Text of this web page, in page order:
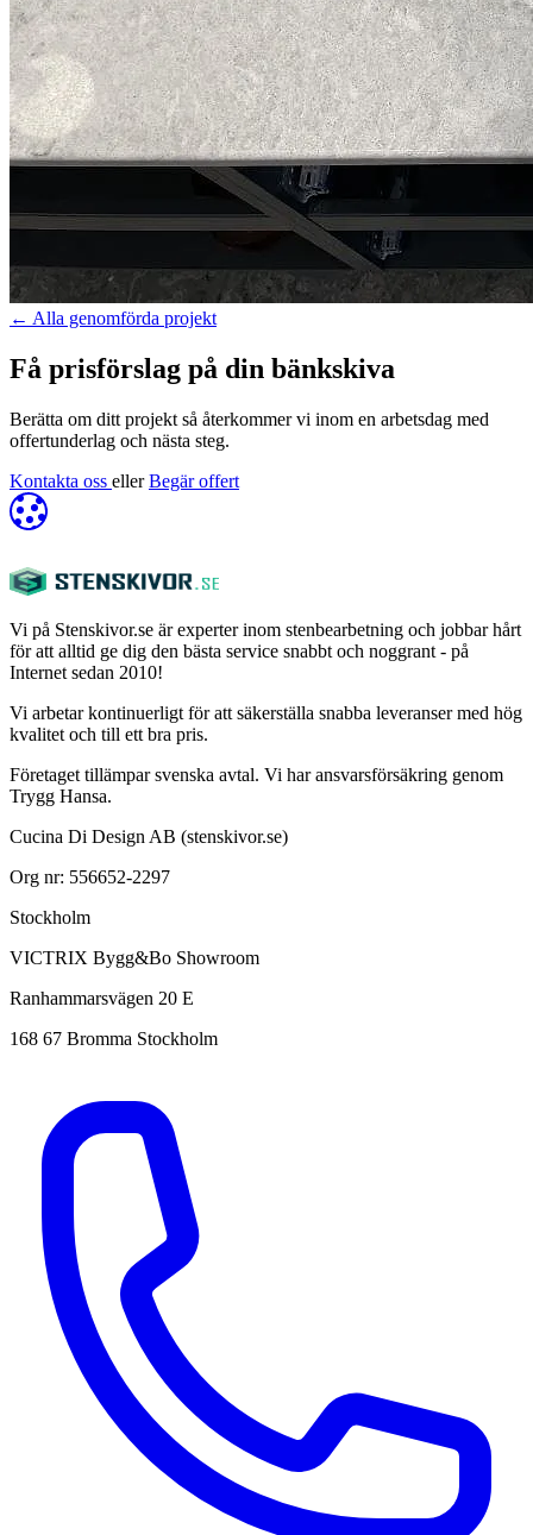
← Alla genomförda projekt
Få prisförslag på din bänkskiva
Berätta om ditt projekt så återkommer vi inom en arbetsdag med
offertunderlag och nästa steg.
Kontakta oss eller Begär offert
Vi på Stenskivor.se är experter inom stenbearbetning och jobbar hårt
för att alltid ge dig den bästa service snabbt och noggrant - på
Internet sedan 2010!
Vi arbetar kontinuerligt för att säkerställa snabba leveranser med hög
kvalitet och till ett bra pris.
Företaget tillämpar svenska avtal. Vi har ansvarsförsäkring genom
Trygg Hansa.
Cucina Di Design AB (stenskivor.se)
Org nr: 556652-2297
Stockholm
VICTRIX Bygg&Bo Showroom
Ranhammarsvägen 20 E
168 67 Bromma Stockholm